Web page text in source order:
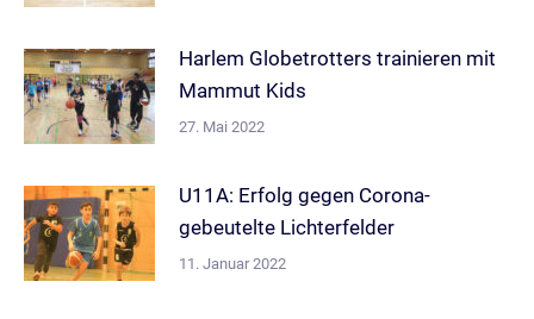
Harlem Globetrotters trainieren mit
Mammut Kids
27. Mai 2022
U11A: Erfolg gegen Corona-
gebeutelte Lichterfelder
11. Januar 2022